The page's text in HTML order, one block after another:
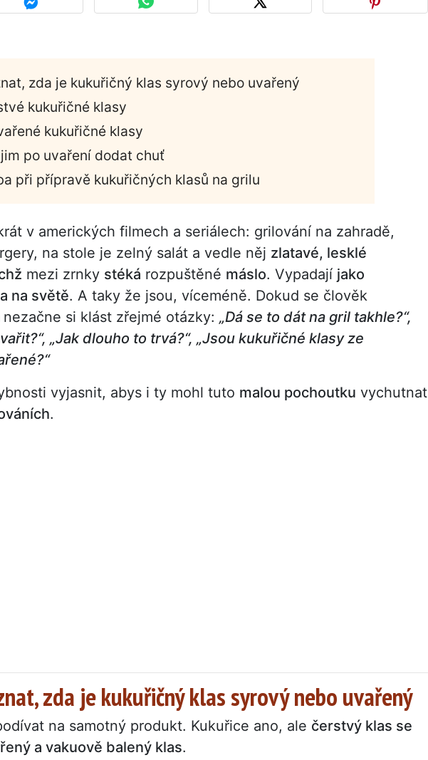
zda je kukuřičný klas syrový nebo uvařený
kukuřičné klasy
kukuřičné klasy
po uvaření dodat chuť
při přípravě kukuřičných klasů na grilu
v amerických filmech a seriálech: grilování na zahradě,
na stole je zelný salát a vedle něj zlatavé, lesklé
mezi zrnky stéká rozpuštěné máslo. Vypadají jako
na světě. A taky že jsou, víceméně. Dokud se člověk
si klást zřejmé otázky: „Dá se to dát na gril takhle?“,
„Jak dlouho to trvá?“, „Jsou kukuřičné klasy ze
vyjasnit, abys i ty mohl tuto malou pochoutku vychutnat
.
zda je kukuřičný klas syrový nebo uvařený
na samotný produkt. Kukuřice ano, ale čerstvý klas se
a vakuově balený klas.